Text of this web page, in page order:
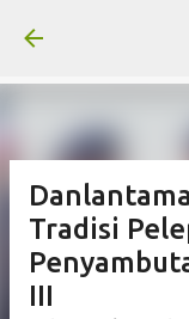
Tradisi
III